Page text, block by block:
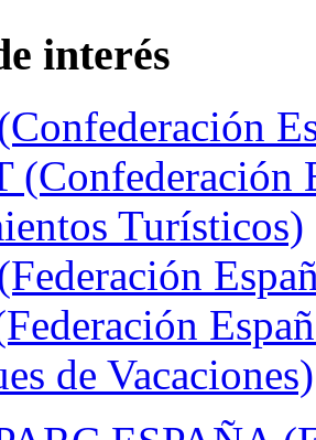
interés
(Confederación
Turísticos)
de Vacaciones)